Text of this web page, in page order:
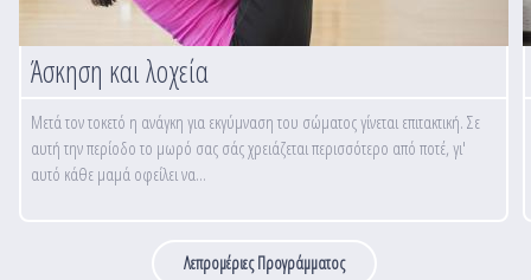
Άσκηση και λοχεία
Μετά τον τοκετό η ανάγκη για εκγύμναση του σώματος γίνεται επιτακτική. Σε
αυτή την περίοδο το μωρό σας σάς χρειάζεται περισσότερο από ποτέ, γι'
αυτό κάθε μαμά οφείλει να...
Λεπρομέριες Προγράμματος